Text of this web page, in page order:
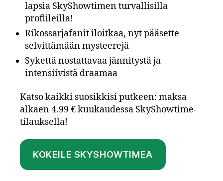
lapsia SkyShowtimen turvallisilla
profiileilla!
Rikossarjafanit iloitkaa, nyt pääsette
selvittämään mysteerejä
Sykettä nostattavaa jännitystä ja
intensiivistä draamaa
Katso kaikki suosikkisi putkeen: maksa
alkaen 4.99 € kuukaudessa SkyShowtime-
tilauksella!
KOKEILE SKYSHOWTIMEA